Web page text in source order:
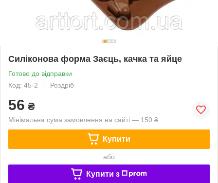
Силіконова форма Заєць, качка та яйце
Готово до відправки
Код: 45-2
Роздріб
56 ₴
Мінімальна сума замовлення на сайті — 150 ₴
Купити
або
Купити з